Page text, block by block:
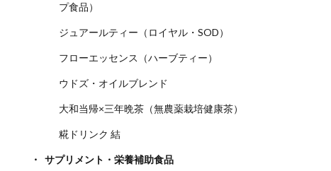
プ食品）
ジュアールティー（ロイヤル・SOD）
フローエッセンス（ハーブティー）
ウドズ・オイルブレンド
大和当帰×三年晩茶（無農薬栽培健康茶）
糀ドリンク 結
サプリメント・栄養補助食品